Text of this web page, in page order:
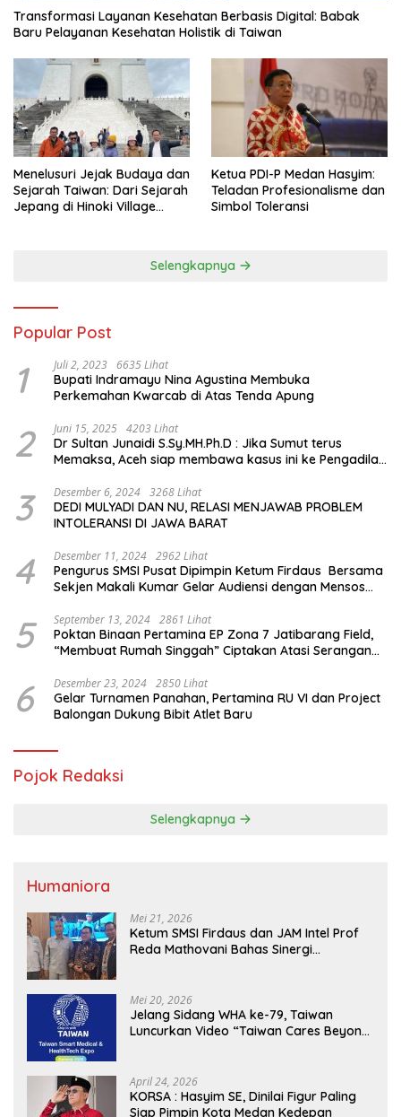
Transformasi Layanan Kesehatan Berbasis Digital: Babak
Baru Pelayanan Kesehatan Holistik di Taiwan
Menelusuri Jejak Budaya dan
Sejarah Taiwan: Dari Sejarah
Jepang di Hinoki Village
Ketua PDI-P Medan Hasyim:
Teladan Profesionalisme dan
Simbol Toleransi
Selengkapnya
Popular Post
1 Juli 2, 2023 6635 Lihat
Bupati Indramayu Nina Agustina Membuka
Perkemahan Kwarcab di Atas Tenda Apung
2 Juni 15, 2025 4203 Lihat
Dr Sultan Junaidi S.Sy.MH.Ph.D : Jika Sumut terus
Memaksa, Aceh siap membawa kasus ini ke Pengadilan
3 Desember 6, 2024 3268 Lihat
DEDI MULYADI DAN NU, RELASI MENJAWAB PROBLEM
INTOLERANSI DI JAWA BARAT
4 Desember 11, 2024 2962 Lihat
Pengurus SMSI Pusat Dipimpin Ketum Firdaus Bersama
Sekjen Makali Kumar Gelar Audiensi dengan Mensos
5 September 13, 2024 2861 Lihat
Poktan Binaan Pertamina EP Zona 7 Jatibarang Field,
“Membuat Rumah Singgah” Ciptakan Atasi Serangan
6 Desember 23, 2024 2850 Lihat
Gelar Turnamen Panahan, Pertamina RU VI dan Project
Balongan Dukung Bibit Atlet Baru
Pojok Redaksi
Selengkapnya
Humaniora
Mei 21, 2026
Ketum SMSI Firdaus dan JAM Intel Prof
Reda Mathovani Bahas Sinergi
MBG, Perkuat Pengawasan Program
Pemerintah
Mei 20, 2026
Jelang Sidang WHA ke-79, Taiwan
Luncurkan Video “Taiwan Cares Beyond
April 24, 2026
KORSA : Hasyim SE, Dinilai Figur Paling
Siap Pimpin Kota Medan Kedepan